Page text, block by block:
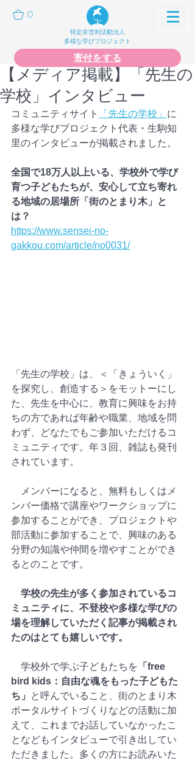
0
特定非営利活動法人
多様な学びプロジェクト
寄付をする
【メディア掲載】「先生の
学校」インタビュー
コミュニティサイト 「先生の学校」 に
多様な学びプロジェクト代表・生駒知
里のインタビューが掲載されました。
全国で18万人以上いる、学校外で学び
育つ子どもたちが、安心して立ち寄れ
る地域の居場所「街のとまり木」と
は？
https://www.sensei-no-
gakkou.com/article/no0031/
「先生の学校」は、＜「きょういく」
を探究し、創造する＞をモットーにし
た、先生を中心に、教育に興味をお持
ちの方であれば年齢や職業、地域を問
わず、どなたでもご参加いただけるコ
ミュニティです。年３回、雑誌も発刊
されています。
メンバーになると、無料もしくはメ
ンバー価格で講座やワークショップに
参加することができ、プロジェクトや
部活動に参加することで、興味のある
分野の知識や仲間を増やすことができ
るとのことです。
学校の先生が多く参加されているコ
ミュニティに、不登校や多様な学びの
場を理解していただく記事が掲載され
たのはとても嬉しいです。
学校外で学ぶ子どもたちを 「free
bird kids：自由な魂をもった子どもた
ち」
と呼んでいること、街のとまり木
ポータルサイトづくりなどの活動に加
えて、これまでお話していなかったこ
となどもインタビューで引き出してい
ただきました。多くの方にお読みいた